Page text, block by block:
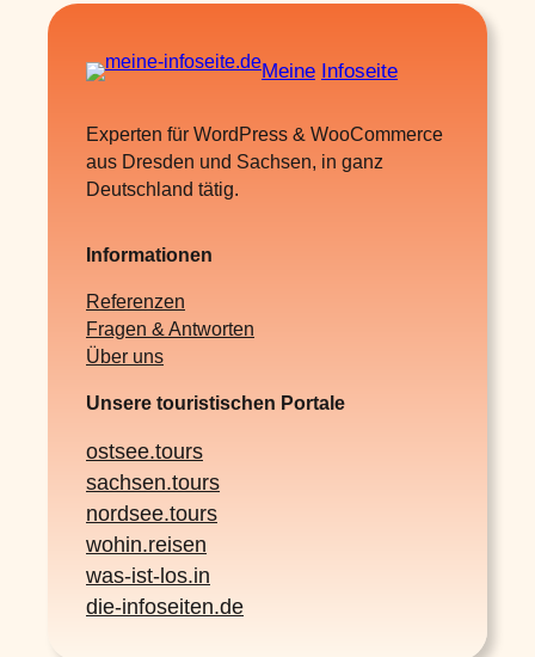
Meine Infoseite
Experten für WordPress & WooCommerce
aus Dresden und Sachsen, in ganz
Deutschland tätig.
Informationen
Referenzen
Fragen & Antworten
Über uns
Unsere touristischen Portale
ostsee.tours
sachsen.tours
nordsee.tours
wohin.reisen
was-ist-los.in
die-infoseiten.de